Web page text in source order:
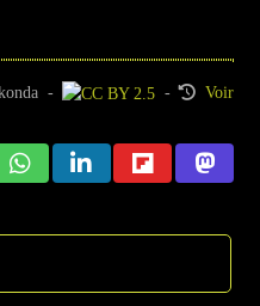
- - Voir